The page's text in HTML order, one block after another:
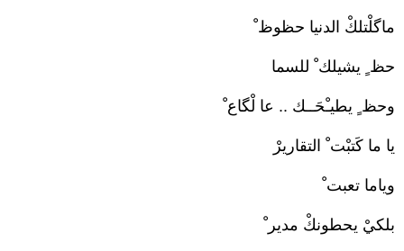
ماگلْتلكْ الدنيا حظوظ ْ
حظ ٍ يشيلك ْ للسما
وحظ ٍ يطيـْحَــك .. عا لْگاع ْ
يا ما كَتبْت ْ التقاريرْ
وياما تعبت ْ
بلكيْ يحطونكْ مدير ْ